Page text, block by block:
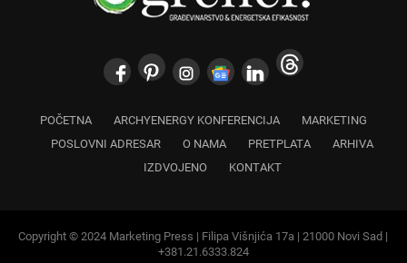
POČETNA ARCHYENERGY KONFERENCIJA
MARKETING
POSLOVNI ADRESAR
O NAMA PRETPLATA
ARHIVA
IZDVOJENO
KONTAKT
Copyright © 2024 Marketing Press | Filipa Višnjića 17a | 21000 Novi Sad |
+381.21.6333.824